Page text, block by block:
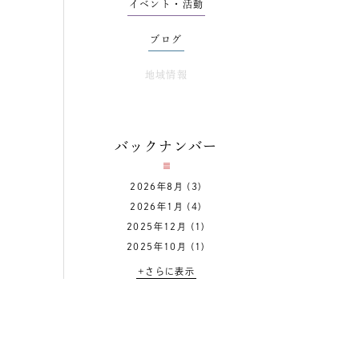
イベント・活動
ブログ
地域情報
バックナンバー
2026年8月 (3)
2026年1月 (4)
2025年12月 (1)
2025年10月 (1)
+さらに表示